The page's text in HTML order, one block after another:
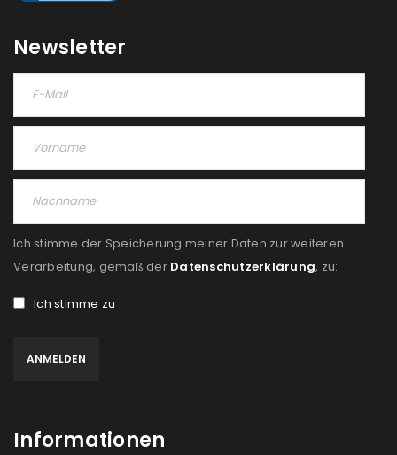
Ich stimme zu
Ja, ich möchte ein Kundenkonto eröffnen und
akzeptiere die
REGISTRIEREN
Newsletter
Ich stimme der Speicherung meiner Daten zur weiteren
Verarbeitung, gemäß der Datenschutzerklärung, zu:
Ich stimme zu
Informationen